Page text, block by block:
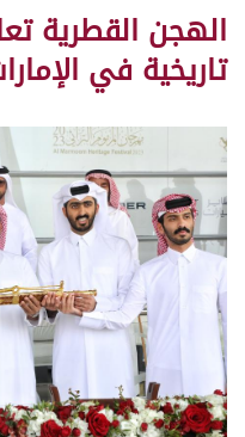
الهجن القطرية
تاريخية في